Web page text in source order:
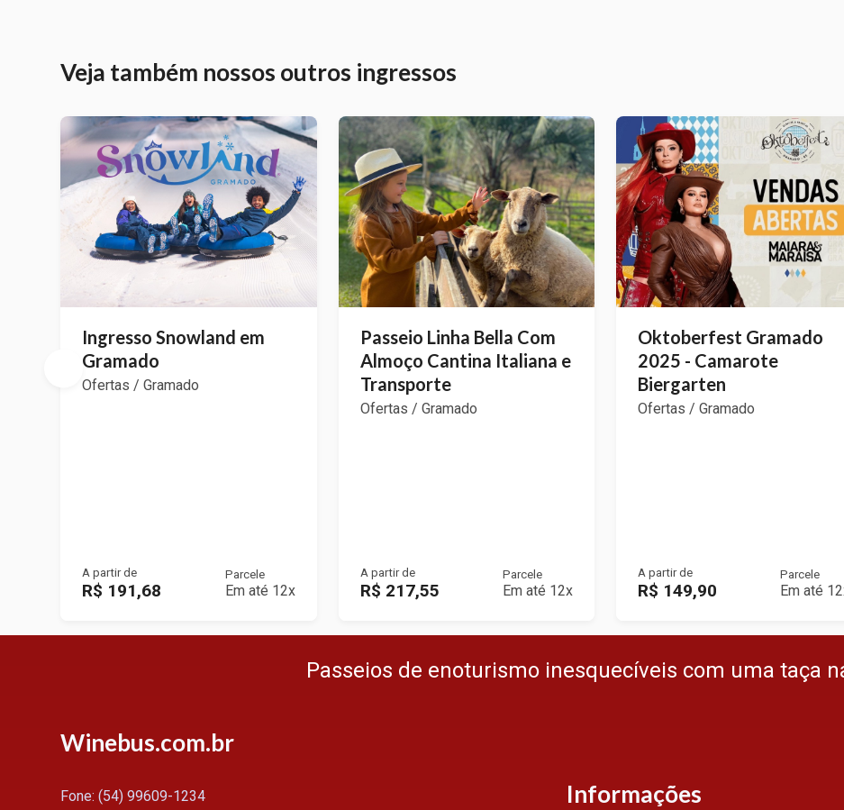
Veja também nossos outros ingressos
Ingresso Snowland em
Gramado
Ofertas / Gramado
A partir de
R$ 191,68
Parcele
Em até 12x
Passeio Linha Bella Com
Almoço Cantina Italiana e
Transporte
Ofertas / Gramado
A partir de
R$ 217,55
Parcele
Em até 12x
Oktoberfest Gramado
2025 - Camarote
Biergarten
Ofertas / Gramado
A partir de
R$ 149,90
Parcele
Em até
Passeios de enoturismo inesquecíveis com uma taça
Winebus.com.br
Fone: (54) 99609-1234 Informações